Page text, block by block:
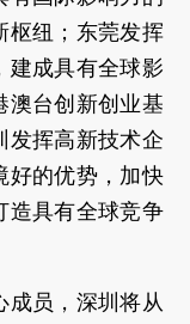
枢纽；东莞发挥
建成具有全球影
澳台创新创业基
发挥高新技术企
好的优势，加快
造具有全球竞争
员，深圳将从